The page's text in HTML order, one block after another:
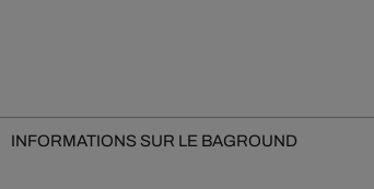
INFORMATIONS SUR LE BAGROUND